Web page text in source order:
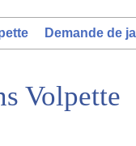
Demande de
Volpette